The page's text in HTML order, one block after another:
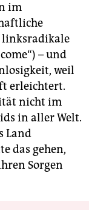
im
linksradikale
– und
weil
erleichtert.
nicht im
in aller Welt.
Land
das gehen,
Sorgen